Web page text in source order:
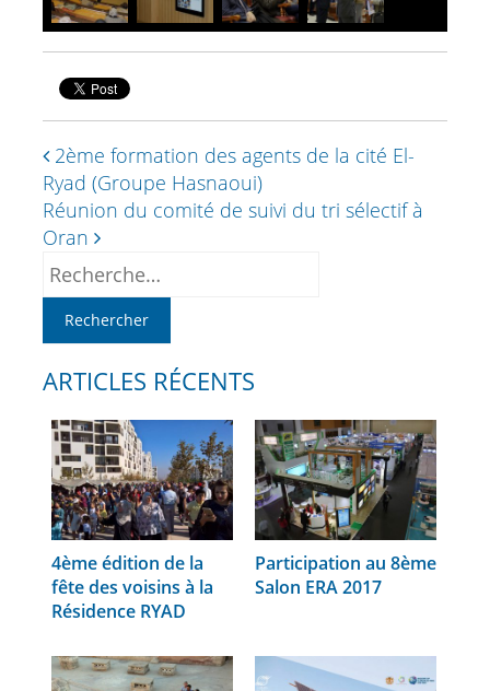
2ème formation des agents de la cité El-
Ryad (Groupe Hasnaoui)
Réunion du comité de suivi du tri sélectif à
Oran
ARTICLES RÉCENTS
4ème édition de la
fête des voisins à la
Résidence RYAD
Participation au 8ème
Salon ERA 2017